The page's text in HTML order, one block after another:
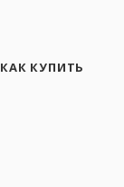
КАК КУПИТЬ